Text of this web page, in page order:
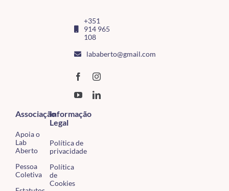
+351
914 965
108
lababerto@gmail.com
Associação
Apoia o
Lab
Aberto
Pessoa
Coletiva
Informação
Legal
Política de
privacidade
Política
de
Cookies